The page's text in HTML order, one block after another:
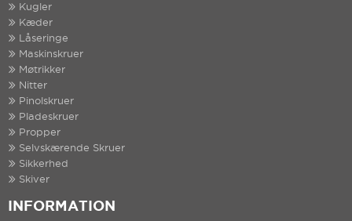
Kugler
Kæder
Låseringe
Maskinskruer
Møtrikker
Nitter
Pinolskruer
Pladeskruer
Propper
Selvskærende Skruer
Sikkerhed
Skiver
INFORMATION